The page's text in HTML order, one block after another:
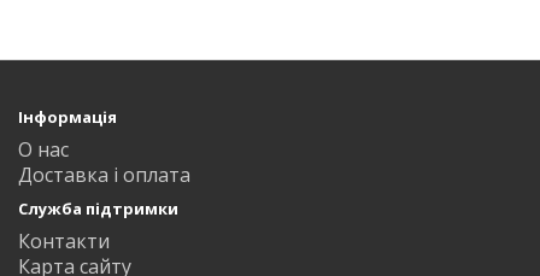
Інформація
О нас
Доставка і оплата
Служба підтримки
Контакти
Карта сайту